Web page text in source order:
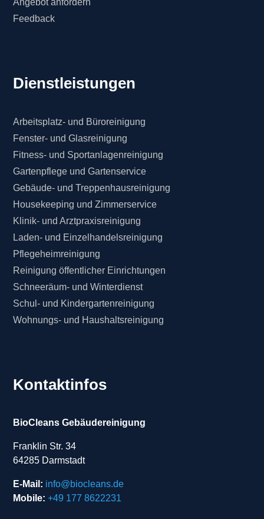
Angebot anfordern
Feedback
Dienstleistungen
Arbeitsplatz- und Büroreinigung
Fenster- und Glasreinigung
Fitness- und Sportanlagenreinigung
Gartenpflege und Gartenservice
Gebäude- und Treppenhausreinigung
Housekeeping und Zimmerservice
Klinik- und Arztpraxisreinigung
Laden- und Einzelhandelsreinigung
Pflegeheimreinigung
Reinigung öffentlicher Einrichtungen
Schneeräum- und Winterdienst
Schul- und Kindergartenreinigung
Wohnungs- und Haushaltsreinigung
Kontaktinfos
BioCleans Gebäudereinigung
Franklin Str. 34
64285 Darmstadt
E-Mail: info@biocleans.de
Mobile: +49 177 8622231